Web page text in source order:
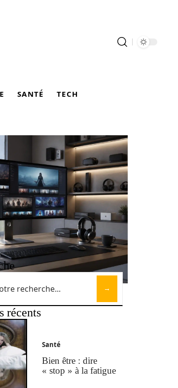
SANTÉ TECH
récents
Santé
Bien être : dire
« stop » à la fatigue